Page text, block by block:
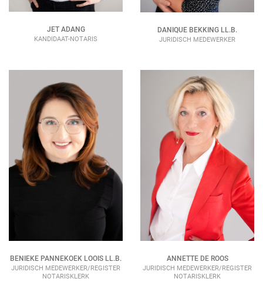
JET ADANG
KANDIDAAT-NOTARIS
DANIQUE BEKKING LL.B.
JURIDISCH MEDEWERKER
BENIEKE PANNEKOEK LOOIS LL.B.
JURIDISCH MEDEWERKER/REGISTER
NOTARISKLERK
ANNETTE DE ROOS
JURIDISCH MEDEWERKER/REGISTER
NOTARISKLERK